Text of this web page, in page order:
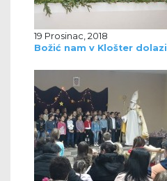
19 Prosinac, 2018
Božić nam v Klošter dolazi